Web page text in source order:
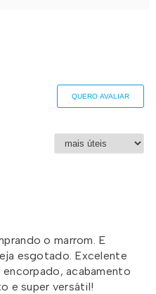
QUERO AVALIAR
o marrom. E
esgotado. Excelente
acabamento
e super versátil!